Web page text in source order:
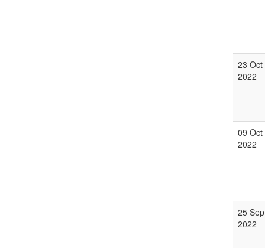
23 Oct
2022
09 Oct
2022
25 Sep
2022